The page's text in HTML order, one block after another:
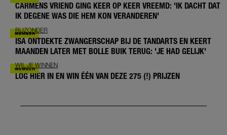
CARMENS VRIEND GING KEER OP KEER VREEMD: 'IK DACHT DAT
IK DEGENE WAS DIE HEM KON VERANDEREN'
BIJZONDER
ISA ONTDEKTE ZWANGERSCHAP BIJ DE TANDARTS EN KEERT
MAANDEN LATER MET BOLLE BUIK TERUG: 'JE HAD GELIJK'
WIL JE WINNEN
LOG HIER IN EN WIN ÉÉN VAN DEZE 275 (!) PRIJZEN